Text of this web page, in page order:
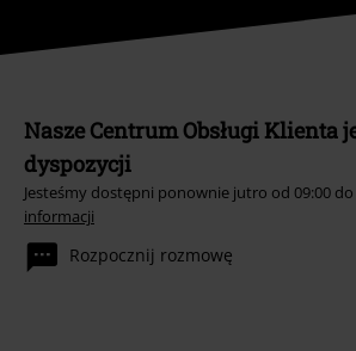
Nasze Centrum Obsługi Klienta
dyspozycji
Jesteśmy dostępni ponownie jutro od 09:00 do
informacji
Rozpocznij rozmowę